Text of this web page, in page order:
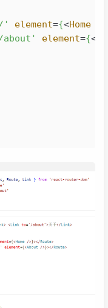
' element={<Home
element={<